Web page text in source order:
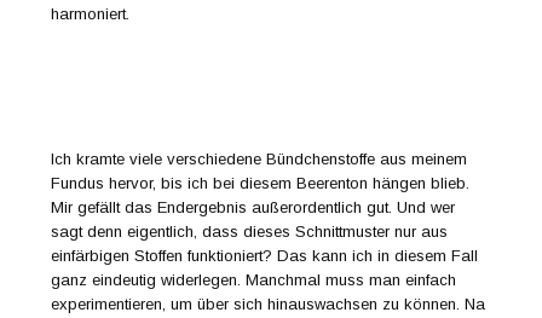
harmoniert.
Ich kramte viele verschiedene Bündchenstoffe aus meinem
Fundus hervor, bis ich bei diesem Beerenton hängen blieb.
Mir gefällt das Endergebnis außerordentlich gut. Und wer
sagt denn eigentlich, dass dieses Schnittmuster nur aus
einfärbigen Stoffen funktioniert? Das kann ich in diesem Fall
ganz eindeutig widerlegen. Manchmal muss man einfach
experimentieren, um über sich hinauswachsen zu können. Na